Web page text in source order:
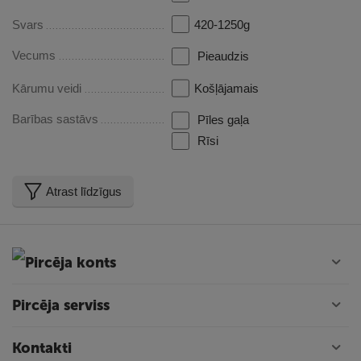
Svars 420-1250g
Vecums Pieaudzis
Kārumu veidi Košļājamais
Barības sastāvs
Pīles gaļa
Rīsi
Atrast līdzīgus
Pircēja konts
Pircēja serviss
Kontakti